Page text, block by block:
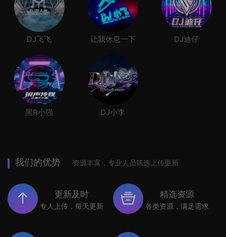
DJ飞飞 让我休息一下 DJ迪仔
黑R小强 DJ小李
我们的优势 资源丰富，专业人员筛选上传更新
更新及时
专人上传，每天更新
精选资源
各类资源，满足需求